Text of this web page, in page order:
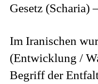
Gesetz (Scharia)
Im Iranischen
(Entwicklung /
Begriff der